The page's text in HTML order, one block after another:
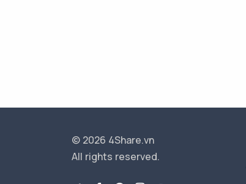
© 2026 4Share.vn
All rights reserved.